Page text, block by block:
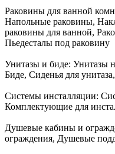
Раковины для ванной
Напольные раковины,
раковины для ванной,
Пьедесталы под раковину
Унитазы и биде: Унитазы
Биде, Сиденья для
Системы инсталляции:
Комплектующие для
Душевые кабины и
ограждения, Душевые